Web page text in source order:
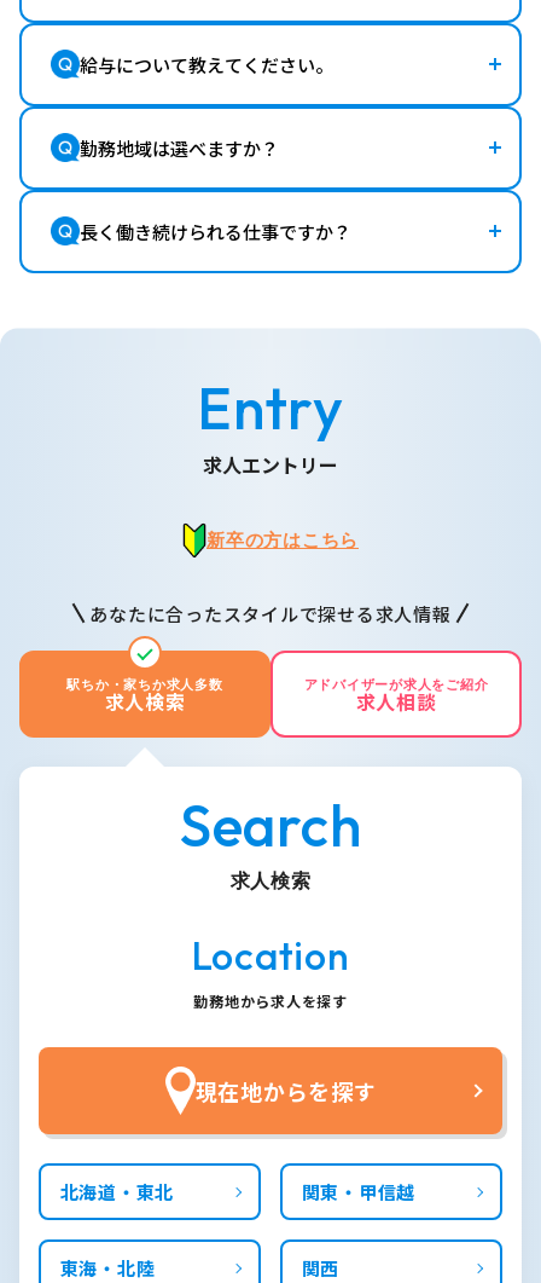
給与について教えてください。
勤務地域は選べますか？
長く働き続けられる仕事ですか？
Entry
求人エントリー
新卒の方はこちら
あなたに合ったスタイルで探せる求人情報
駅ちか・家ちか求人多数
求人検索
アドバイザーが求人をご紹介
求人相談
Search
求人検索
Location
勤務地から求人を探す
現在地からを探す
北海道・東北 関東・甲信越
東海・北陸 関西